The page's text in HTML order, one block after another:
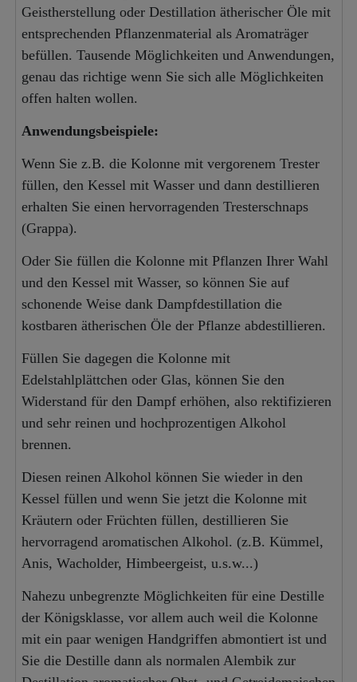
Geistherstellung oder Destillation ätherischer Öle mit
entsprechenden Pflanzenmaterial als Aromaträger
befüllen. Tausende Möglichkeiten und Anwendungen,
genau das richtige wenn Sie sich alle Möglichkeiten
offen halten wollen.
Anwendungsbeispiele:
Wenn Sie z.B. die Kolonne mit vergorenem Trester
füllen, den Kessel mit Wasser und dann destillieren
erhalten Sie einen hervorragenden Tresterschnaps
(Grappa).
Oder Sie füllen die Kolonne mit Pflanzen Ihrer Wahl
und den Kessel mit Wasser, so können Sie auf
schonende Weise dank Dampfdestillation die
kostbaren ätherischen Öle der Pflanze abdestillieren.
Füllen Sie dagegen die Kolonne mit
Edelstahlplättchen oder Glas, können Sie den
Widerstand für den Dampf erhöhen, also rektifizieren
und sehr reinen und hochprozentigen Alkohol
brennen.
Diesen reinen Alkohol können Sie wieder in den
Kessel füllen und wenn Sie jetzt die Kolonne mit
Kräutern oder Früchten füllen, destillieren Sie
hervorragend aromatischen Alkohol. (z.B. Kümmel,
Anis, Wacholder, Himbeergeist, u.s.w...)
Nahezu unbegrenzte Möglichkeiten für eine Destille
der Königsklasse, vor allem auch weil die Kolonne
mit ein paar wenigen Handgriffen abmontiert ist und
Sie die Destille dann als normalen Alembik zur